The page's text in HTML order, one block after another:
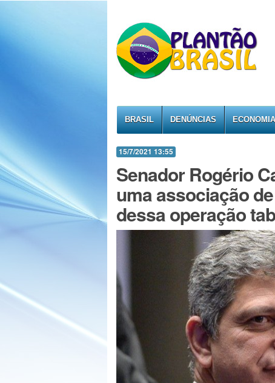
BRASIL DENÚNCIAS ECONOMIA
15/7/2021 13:55
Senador Rogério
uma associação
dessa operação